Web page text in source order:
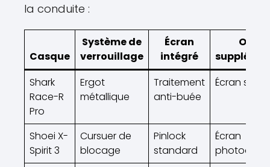
la conduite :
Casque
Système de
verrouillage
Écran
intégré
Shark
Race-R
Pro
Ergot
métallique
Traitement
anti-buée
Écran
Shoei X-
Spirit 3
Cursuer de
blocage
Pinlock
standard
Écran